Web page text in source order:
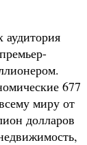
677
миру от
долларов